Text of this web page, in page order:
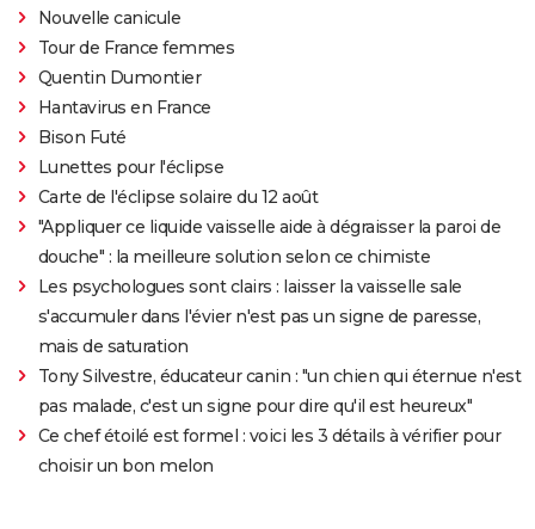
Nouvelle canicule
Tour de France femmes
Quentin Dumontier
Hantavirus en France
Bison Futé
Lunettes pour l'éclipse
Carte de l'éclipse solaire du 12 août
"Appliquer ce liquide vaisselle aide à dégraisser la paroi de
douche" : la meilleure solution selon ce chimiste
Les psychologues sont clairs : laisser la vaisselle sale
s'accumuler dans l'évier n'est pas un signe de paresse,
mais de saturation
Tony Silvestre, éducateur canin : "un chien qui éternue n'est
pas malade, c'est un signe pour dire qu'il est heureux"
Ce chef étoilé est formel : voici les 3 détails à vérifier pour
choisir un bon melon